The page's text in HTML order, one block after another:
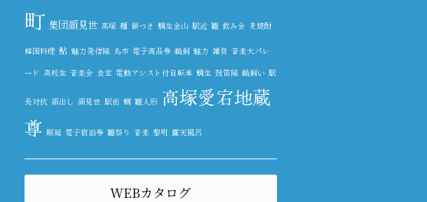
町 集団顔見世 高塚 麺 餅つき 鯛生金山 駅近 雛 飲み会 麦焼酎
韓国料理 鮎 魅力発信隊 鳥市 電子商品券 鵜飼 魅力 雑貨 音楽大パレ
ード 高校生 音楽会 食堂 電動アシスト付自転車 鯛生 鼓笛隊 鵜飼い 駅
長対抗 顔出し 顔見世 駅前 鯛 雛人形 高塚愛宕地蔵
尊 順延 電子宿泊券 雛祭り 音楽 黎明 露天風呂
WEBカタログ